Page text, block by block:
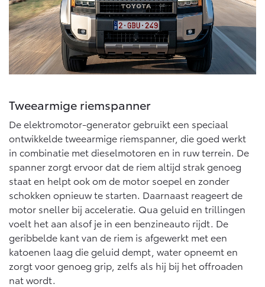
Tweearmige riemspanner
De elektromotor-generator gebruikt een speciaal
ontwikkelde tweearmige riemspanner, die goed werkt
in combinatie met dieselmotoren en in ruw terrein. De
spanner zorgt ervoor dat de riem altijd strak genoeg
staat en helpt ook om de motor soepel en zonder
schokken opnieuw te starten. Daarnaast reageert de
motor sneller bij acceleratie. Qua geluid en trillingen
voelt het aan alsof je in een benzineauto rijdt. De
geribbelde kant van de riem is afgewerkt met een
katoenen laag die geluid dempt, water opneemt en
zorgt voor genoeg grip, zelfs als hij bij het offroaden
nat wordt.